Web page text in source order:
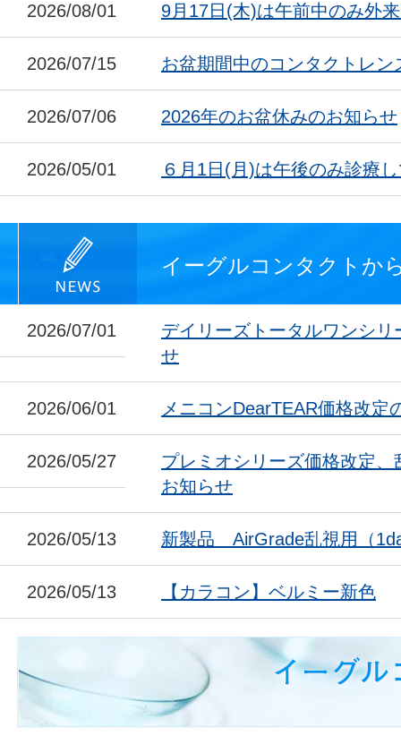
2026/08/01 9月17日(木)は午前中のみ外
2026/07/15 お盆期間中のコンタクトレン
2026/07/06 2026年のお盆休みのお知らせ
2026/05/01 ６月1日(月)は午後のみ診療
イーグルコンタクトか
2026/07/01
デイリーズトータルワンシ
せ
2026/06/01 メニコンDearTEAR価格改定
2026/05/27
プレミオシリーズ価格改定
お知らせ
2026/05/13 新製品 AirGrade乱視用（
2026/05/13 【カラコン】ベルミー新色